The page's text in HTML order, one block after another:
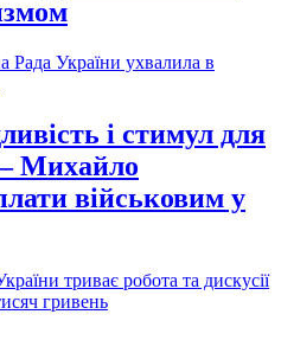
Рада України ухвалила в
і стимул для
– Михайло
військовим у
триває робота та дискусії
гривень